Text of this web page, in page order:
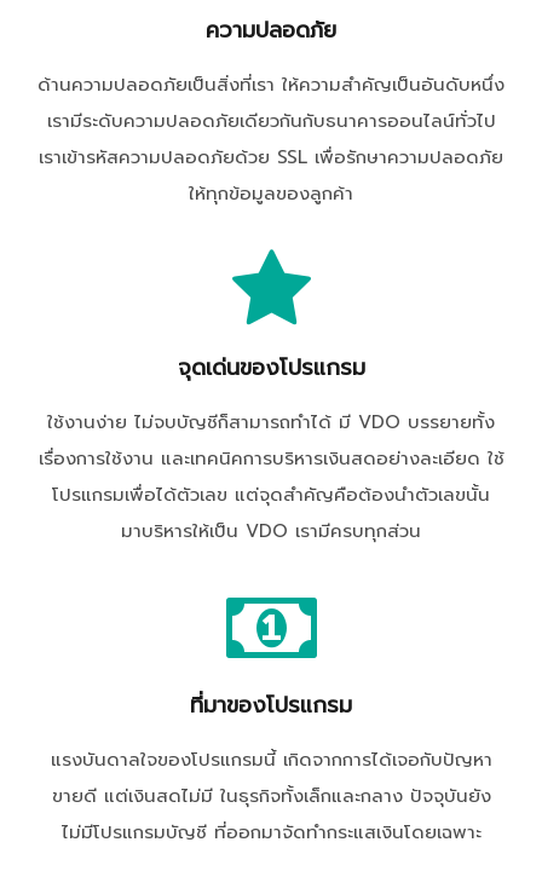
ความปลอดภัย
ด้านความปลอดภัยเป็นสิ่งที่เรา ให้ความสำคัญเป็นอันดับหนึ่ง
เรามีระดับความปลอดภัยเดียวกันกับธนาคารออนไลน์ทั่วไป
เราเข้ารหัสความปลอดภัยด้วย SSL เพื่อรักษาความปลอดภัย
ให้ทุกข้อมูลของลูกค้า
จุดเด่นของโปรแกรม
ใช้งานง่าย ไม่จบบัญชีก็สามารถทำได้ มี VDO บรรยายทั้ง
เรื่องการใช้งาน และเทคนิคการบริหารเงินสดอย่างละเอียด ใช้
โปรแกรมเพื่อได้ตัวเลข แต่จุดสำคัญคือต้องนำตัวเลขนั้น
มาบริหารให้เป็น VDO เรามีครบทุกส่วน
ที่มาของโปรแกรม
แรงบันดาลใจของโปรแกรมนี้ เกิดจากการได้เจอกับปัญหา
ขายดี แต่เงินสดไม่มี ในธุรกิจทั้งเล็กและกลาง ปัจจุบันยัง
ไม่มีโปรแกรมบัญชี ที่ออกมาจัดทำกระแสเงินโดยเฉพาะ